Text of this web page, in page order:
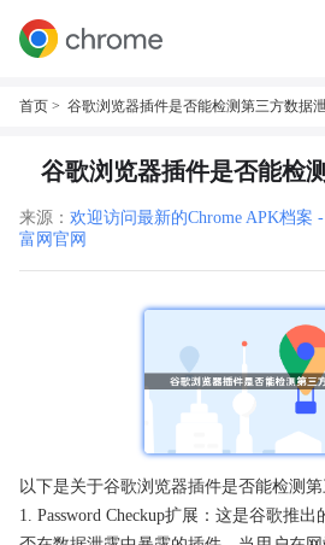
首页 > 谷歌浏览器插件是否能检测第三方数据
谷歌浏览器插件是否能检
来源： 欢迎访问最新的Chrome APK档案
富网官网
以下是关于谷歌浏览器插件是否能检测
1. Password Checkup扩展：这是谷歌推